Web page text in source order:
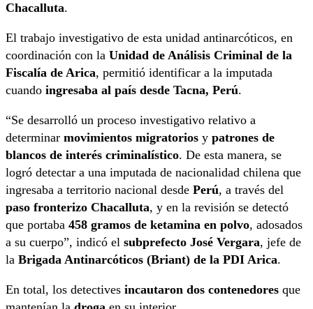
Chacalluta.
El trabajo investigativo de esta unidad antinarcóticos, en
coordinación con la Unidad de Análisis Criminal de la
Fiscalía de Arica, permitió identificar a la imputada
cuando ingresaba al país desde Tacna, Perú.
“Se desarrolló un proceso investigativo relativo a
determinar movimientos migratorios y patrones de
blancos de interés criminalístico. De esta manera, se
logró detectar a una imputada de nacionalidad chilena que
ingresaba a territorio nacional desde Perú, a través del
paso fronterizo Chacalluta, y en la revisión se detectó
que portaba 458 gramos de ketamina en polvo, adosados
a su cuerpo”, indicó el subprefecto José Vergara, jefe de
la Brigada Antinarcóticos (Briant) de la PDI Arica.
En total, los detectives incautaron dos contenedores que